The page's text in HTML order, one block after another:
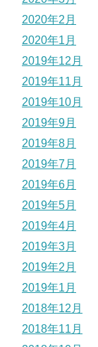
2020年2月
2020年1月
2019年12月
2019年11月
2019年10月
2019年9月
2019年8月
2019年7月
2019年6月
2019年5月
2019年4月
2019年3月
2019年2月
2019年1月
2018年12月
2018年11月